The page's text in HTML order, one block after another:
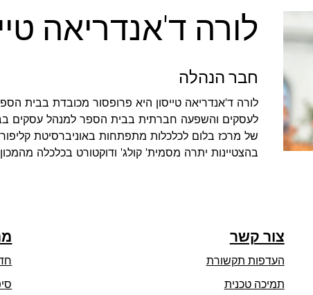
לורה ד'אנדריאה
חבר הנהלה
לורה ד'אנדריאה טייסון היא פרופסור מכובדת בבית
לעסקים והשפעה חברתית בבית הספר למנהל עסקים
של מרכז בלום לכלכלות מתפתחות באוניברסיטת
בהצטיינות יתרה מסמית' קולג' ודוקטורט בכלכלה
צור קשר
העדפות תקשורת
תמיכה טכניתopens